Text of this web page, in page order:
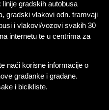
gradskih autobusa
gradski vlakovi odn. tramvaji
i vlakovi/vozovi svakih 30
internetu te u centrima za
naći korisne informacije o
građanke i građane.
i bicikliste.